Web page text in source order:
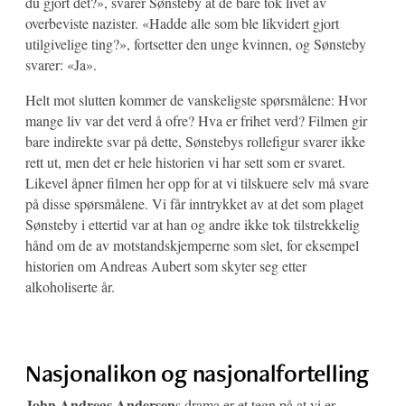
overbeviste nazister. «Hadde alle som ble likvidert gjort
utilgivelige ting?», fortsetter den unge kvinnen, og Sønsteby
svarer: «Ja».
Helt mot slutten kommer de vanskeligste spørsmålene: Hvor
mange liv var det verd å ofre? Hva er frihet verd? Filmen gir
bare indirekte svar på dette, Sønstebys rollefigur svarer ikke
rett ut, men det er hele historien vi har sett som er svaret.
Likevel åpner filmen her opp for at vi tilskuere selv må svare
på disse spørsmålene. Vi får inntrykket av at det som plaget
Sønsteby i ettertid var at han og andre ikke tok tilstrekkelig
hånd om de av motstandskjemperne som slet, for eksempel
historien om Andreas Aubert som skyter seg etter
alkoholiserte år.
Nasjonalikon og nasjonalfortelling